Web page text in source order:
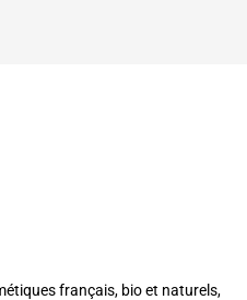
français, bio et naturels,